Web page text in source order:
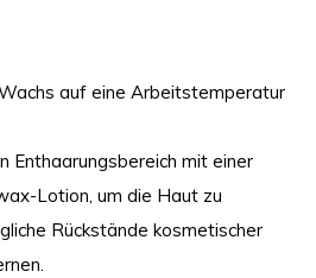
auf eine Arbeitstemperatur
Enthaarungsbereich mit einer
Lotion, um die Haut zu
Rückstände kosmetischer